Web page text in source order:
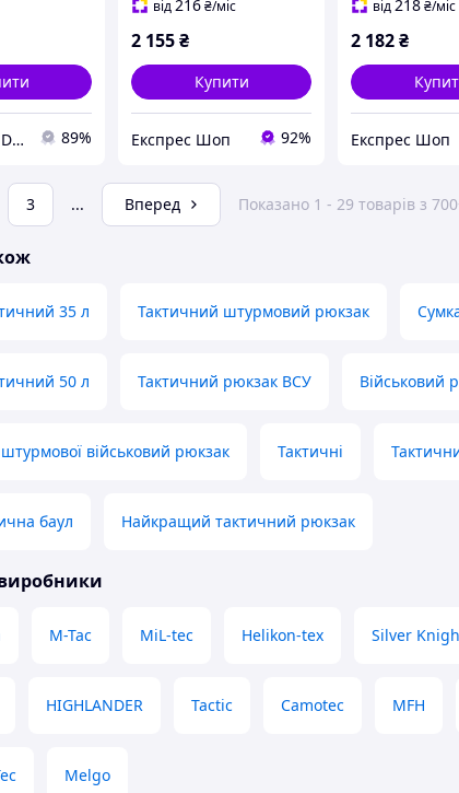
HAVE a nice DAY 89%
MOLLE об'єм 50 літрів
від216₴/міс
2 155₴
Купити
Експрес Шоп 92%
анатомическая
від218₴/міс
2 182₴
Експрес Шоп
3 ... Вперед Показано 1 - 29 товарів з
35 л Тактичний штурмовий рюкзак
50 л Тактичний рюкзак ВСУ Військовий
військовий рюкзак Тактичні
баул Найкращий тактичний рюкзак
M-Tac MiL-tec Helikon-tex Silver
HIGHLANDER Tactic Camotec MFH
Melgo